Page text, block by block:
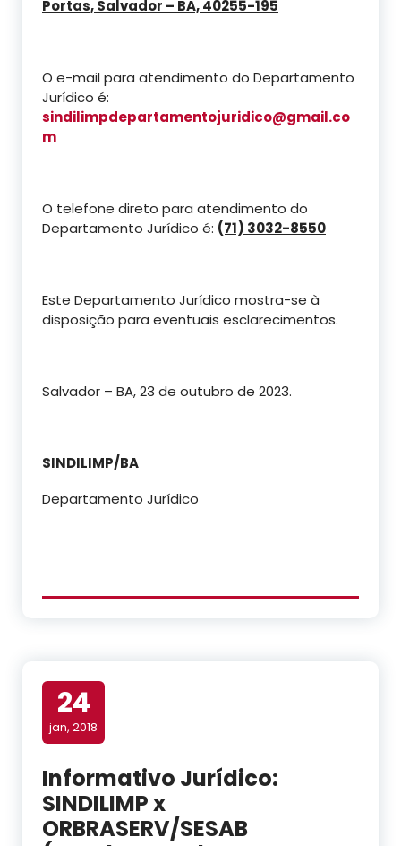
Portas, Salvador – BA, 40255-195
O e-mail para atendimento do Departamento
Jurídico é:
sindilimpdepartamentojuridico@gmail.co
m
O telefone direto para atendimento do
Departamento Jurídico é: (71) 3032-8550
Este Departamento Jurídico mostra-se à
disposição para eventuais esclarecimentos.
Salvador – BA, 23 de outubro de 2023.
SINDILIMP/BA
Departamento Jurídico
24
jan, 2018
Informativo Jurídico:
SINDILIMP x
ORBRASERV/SESAB